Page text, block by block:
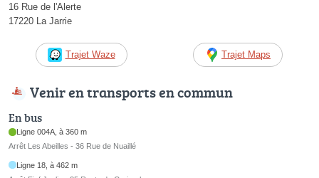
16 Rue de l'Alerte
17220 La Jarrie
Trajet Waze Trajet Maps
Venir en transports en commun
En bus
Ligne 004A, à 360 m
Arrêt Les Abeilles - 36 Rue de Nuaillé
Ligne 18, à 462 m